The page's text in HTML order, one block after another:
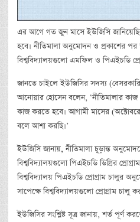
এর আগে গত জুন মাসে ইউজিসি
হবে। নীতিমালা অনুমোদন ও প্রকাশের পর
বিশ্ববিদ্যালয়গুলো এমফিল ও পিএইচডি
জানতে চাইলে ইউজিসির সদস্য
আনোয়ার হোসেন বলেন, ‘নীতিমালার
কাজ করতে হবে। আগামী মাসের
বলে আশা করছি।’
ইউজিসি জানায়, নীতিমালা চূড়ান্ত
বিশ্ববিদ্যালয়গুলো পিএইচডি ডিগ্রির
বিশ্ববিদ্যালয় পিএইচডি প্রোগ্রাম চালুর
সাপেক্ষে বিশ্ববিদ্যালয়গুলো প্রোগ্রাম চালু
ইউজিসির সংশ্লিষ্ট সূত্র জানায়, শর্ত পূর্ণ